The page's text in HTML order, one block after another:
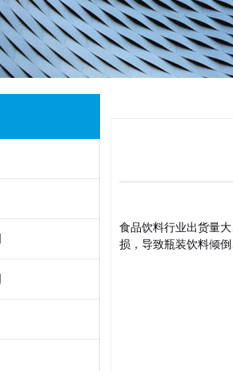
食品饮料行业出货量
损，导致瓶装饮料倾